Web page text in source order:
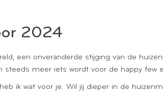
2024
een onveranderde stijging van de
meer iets wordt voor de happy few
ik wat voor je. Wil jij dieper in de